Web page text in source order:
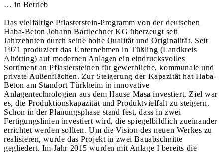
… in Betrieb
Das vielfältige Pflasterstein-Programm von der deutschen
Haba-Beton Johann Bartlechner KG überzeugt seit
Jahrzehnten durch seine hohe Qualität und Originalität. Seit
1971 produziert das Unternehmen in Tüßling (Landkreis
Altötting) auf modernen Anlagen ein eindrucksvolles
Sortiment an Pflastersteinen für gewerbliche, kommunale und
private Außenflächen. Zur Steigerung der Kapazität hat Haba-
Beton am Standort Türkheim in innovative
Anlagentechnologien aus dem Hause Masa investiert. Ziel war
es, die Produktionskapazität und Produktvielfalt zu steigern.
Schon in der Planungsphase stand fest, dass in zwei
Fertigungslinien investiert wird, die spiegelbildlich zueinander
errichtet werden sollten. Um die Vision des neuen Werkes zu
realisieren, wurde das Projekt in zwei Bauabschnitte
gegliedert. Im Jahr 2015 wurden mit Anlage I bereits die